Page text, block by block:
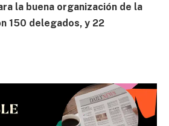
la buena organización de la
150 delegados, y 22